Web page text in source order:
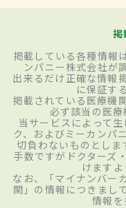
掲
掲載している各種情報
ンパニー株式会社が
出来るだけ正確な情報
に保証す
掲載されている医療機
必ず該当の医療
当サービスによって
ク、およびミーカンパ
切負わないものとし
手数ですがドクターズ
けますよ
なお、「マイナンバー
関」の情報につきまし
情報を